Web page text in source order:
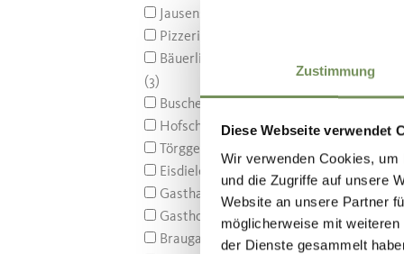
Zustimmung
Diese Webseite verwendet
Wir verwenden Cookies,
und die Zugriffe auf unsere
Website an unsere Partner
möglicherweise mit
der Dienste gesammelt
Jausenstation (7)
Pizzeria (3)
Bäuerlicher Schankbetrieb
(3)
Buschenschank (2)
Hofschank (3)
Törggele Lokale (3)
Eisdiele (4)
Gasthaus (6)
Gasthof (1)
Braugarten (1)